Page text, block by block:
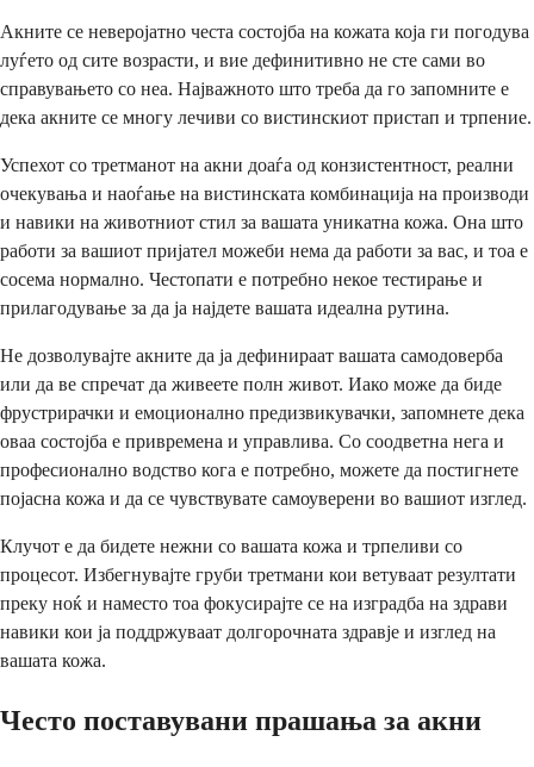
Акните се неверојатно честа состојба на кожата која ги погодува
луѓето од сите возрасти, и вие дефинитивно не сте сами во
справувањето со неа. Најважното што треба да го запомните е
дека акните се многу лечиви со вистинскиот пристап и трпение.
Успехот со третманот на акни доаѓа од конзистентност, реални
очекувања и наоѓање на вистинската комбинација на производи
и навики на животниот стил за вашата уникатна кожа. Она што
работи за вашиот пријател можеби нема да работи за вас, и тоа е
сосема нормално. Честопати е потребно некое тестирање и
прилагодување за да ја најдете вашата идеална рутина.
Не дозволувајте акните да ја дефинираат вашата самодоверба
или да ве спречат да живеете полн живот. Иако може да биде
фрустрирачки и емоционално предизвикувачки, запомнете дека
оваа состојба е привремена и управлива. Со соодветна нега и
професионално водство кога е потребно, можете да постигнете
појасна кожа и да се чувствувате самоуверени во вашиот изглед.
Клучот е да бидете нежни со вашата кожа и трпеливи со
процесот. Избегнувајте груби третмани кои ветуваат резултати
преку ноќ и наместо тоа фокусирајте се на изградба на здрави
навики кои ја поддржуваат долгорочната здравје и изглед на
вашата кожа.
Често поставувани прашања за акни